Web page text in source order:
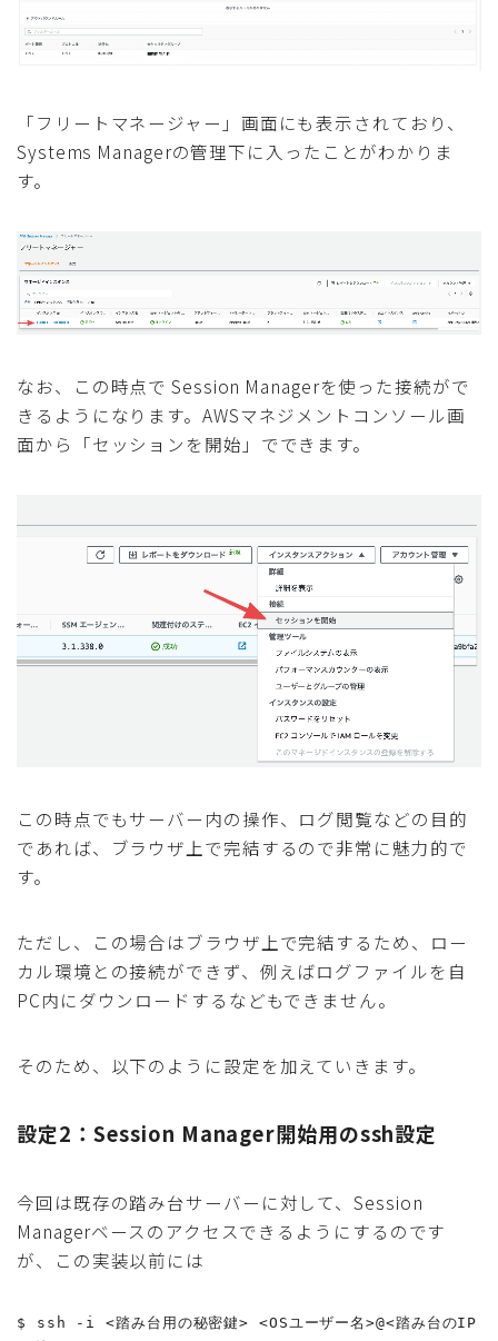
「フリートマネージャー」画面にも表示されており、
Systems Managerの管理下に入ったことがわかりま
す。
なお、この時点で Session Managerを使った接続がで
きるようになります。AWSマネジメントコンソール画
面から「セッションを開始」でできます。
この時点でもサーバー内の操作、ログ閲覧などの目的
であれば、ブラウザ上で完結するので非常に魅力的で
す。
ただし、この場合はブラウザ上で完結するため、ロー
カル環境との接続ができず、例えばログファイルを自
PC内にダウンロードするなどもできません。
そのため、以下のように設定を加えていきます。
設定2：Session Manager開始用のssh設定
今回は既存の踏み台サーバーに対して、Session
Managerベースのアクセスできるようにするのです
が、この実装以前には
$ ssh -i <踏み台用の秘密鍵> <OSユーザー名>@<踏み台のIP